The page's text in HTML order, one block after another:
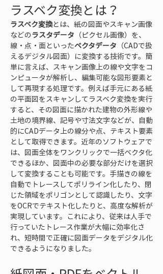
ラスベク変換とは？
ラスベク変換とは、紙の図面やスキャン画像
などのラスタデータ （ピクセル画像）を、
線・点・面といったベクタデータ （CADで扱
えるデジタル図面）に変換する技術です。簡
単に言えば、スキャン画像上の線や文字をコ
ンピュータが解析し、編集可能な図形要素と
して再現する処理です。例えば手元にある紙
の平面図をスキャンしてラスベク変換を実行
すると、その図面に描かれた建物の外形線や
土地の境界線、記号や寸法文字などが、自動
的にCADデータ上の線分や点、テキスト要素
として取得できます。近年のソフトウェアで
は、図面全体をワンクリックで一括ベクタ化
できるほか、図面中の必要な部分だけを選択
して変換することも可能です。手描きの線を
自動でトレースしてポリライン化したり、閉
じた領域をポリゴンとして認識したり、文字
をOCRでテキスト化したりと、高度な解析が
実現しています。これにより、従来は人手で
行っていたトレース作業が大幅に効率化さ
れ、短時間で正確に図面データをデジタル化
できるようになりました。